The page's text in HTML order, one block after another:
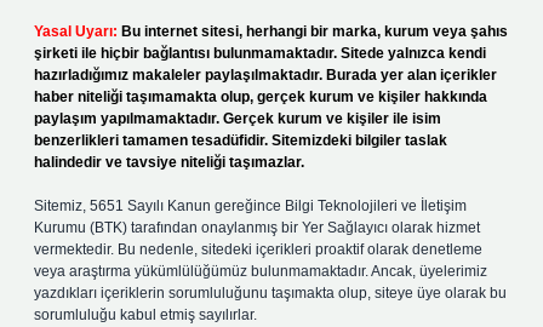
Yasal Uyarı: Bu internet sitesi, herhangi bir marka, kurum veya şahıs
şirketi ile hiçbir bağlantısı bulunmamaktadır. Sitede yalnızca kendi
hazırladığımız makaleler paylaşılmaktadır. Burada yer alan içerikler
haber niteliği taşımamakta olup, gerçek kurum ve kişiler hakkında
paylaşım yapılmamaktadır. Gerçek kurum ve kişiler ile isim
benzerlikleri tamamen tesadüfidir. Sitemizdeki bilgiler taslak
halindedir ve tavsiye niteliği taşımazlar.
Sitemiz, 5651 Sayılı Kanun gereğince Bilgi Teknolojileri ve İletişim
Kurumu (BTK) tarafından onaylanmış bir Yer Sağlayıcı olarak hizmet
vermektedir. Bu nedenle, sitedeki içerikleri proaktif olarak denetleme
veya araştırma yükümlülüğümüz bulunmamaktadır. Ancak, üyelerimiz
yazdıkları içeriklerin sorumluluğunu taşımakta olup, siteye üye olarak bu
sorumluluğu kabul etmiş sayılırlar.